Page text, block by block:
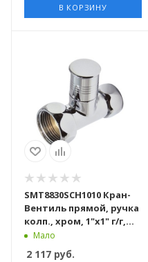
В КОРЗИНУ
SMT8830SCH1010 Кран-
Вентиль прямой, ручка
колп., хром, 1"х1" г/г,
20шт/кор
Мало
2 117 руб.